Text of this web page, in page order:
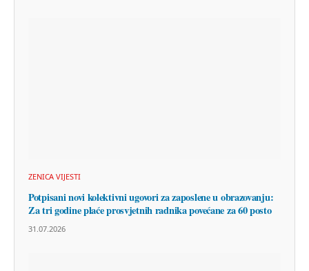
ZENICA VIJESTI
Potpisani novi kolektivni ugovori za zaposlene u obrazovanju:
Za tri godine plaće prosvjetnih radnika povećane za 60 posto
31.07.2026